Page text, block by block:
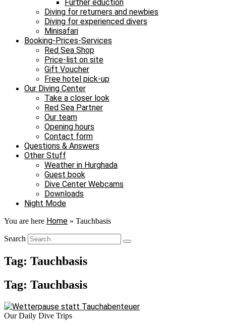
Further eduction
Diving for returners and newbies
Diving for experienced divers
Minisafari
Booking-Prices-Services
Red Sea Shop
Price-list on site
Gift Voucher
Free hotel pick-up
Our Diving Center
Take a closer look
Red Sea Partner
Our team
Opening hours
Contact form
Questions & Answers
Other Stuff
Weather in Hurghada
Guest book
Dive Center Webcams
Downloads
Night Mode
You are here Home » Tauchbasis
Search
Tag: Tauchbasis
Tag: Tauchbasis
Our Daily Dive Trips